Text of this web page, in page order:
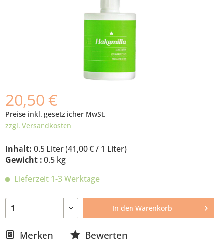
20,50 €
Preise inkl. gesetzlicher MwSt.
zzgl. Versandkosten
Inhalt: 0.5 Liter (41,00 €/ 1 Liter)
Gewicht : 0.5 kg
Lieferzeit 1-3 Werktage
In den Warenkorb
Merken Bewerten